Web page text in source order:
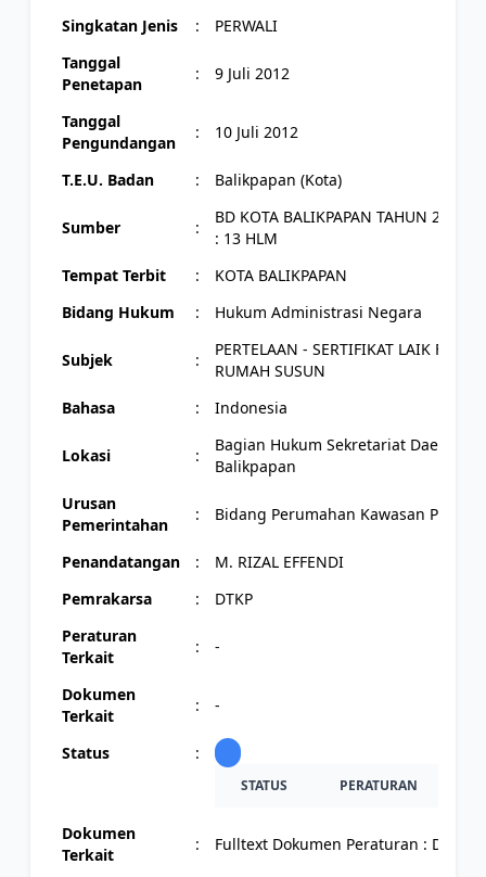
Singkatan Jenis
:
PERWALI
Tanggal
Penetapan
: 9 Juli 2012
Tanggal
Pengundangan
: 10 Juli 2012
T.E.U. Badan : Balikpapan (Kota)
Sumber :
BD KOTA BALIKPAPAN TAHUN 2012
: 13 HLM
Tempat Terbit
:
KOTA BALIKPAPAN
Bidang Hukum
: Hukum Administrasi Negara
Subjek :
PERTELAAN - SERTIFIKAT LAIK
RUMAH SUSUN
Bahasa
: Indonesia
Lokasi :
Bagian Hukum Sekretariat Daerah
Balikpapan
Urusan
Pemerintahan
: Bidang Perumahan Kawasan
Penandatangan :
M. RIZAL EFFENDI
Pemrakarsa
:
DTKP
Peraturan
Terkait
: -
Dokumen
Terkait
: -
Status :
STATUS PERATURAN
Dokumen
Terkait
: Fulltext Dokumen Peraturan :